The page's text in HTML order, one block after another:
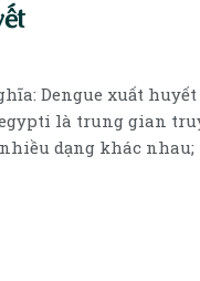
Dengue xuất
là trung gian
dạng khác nhau;